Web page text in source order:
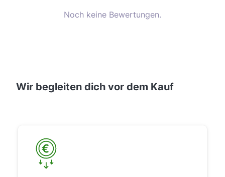
Noch keine Bewertungen.
Wir begleiten dich vor dem Kauf